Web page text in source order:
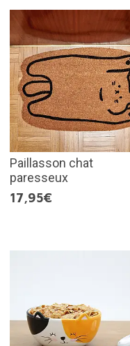
Paillasson chat
paresseux
17,95€